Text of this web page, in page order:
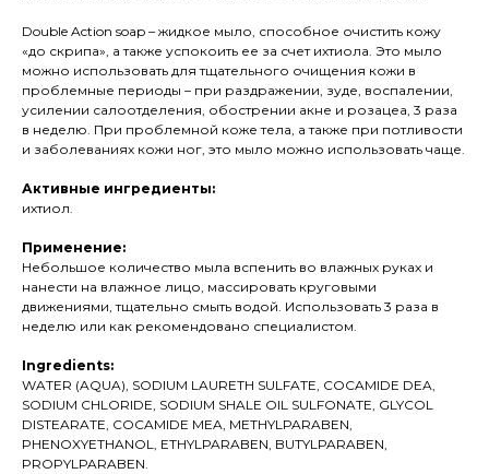
Double Action soap – жидкое мыло, способное очистить кожу
«до скрипа», а также успокоить ее за счет ихтиола. Это мыло
можно использовать для тщательного очищения кожи в
проблемные периоды – при раздражении, зуде, воспалении,
усилении салоотделения, обострении акне и розацеа, 3 раза
в неделю. При проблемной коже тела, а также при потливости
и заболеваниях кожи ног, это мыло можно использовать чаще.
Активные ингредиенты:
ихтиол.
Применение:
Небольшое количество мыла вспенить во влажных руках и
нанести на влажное лицо, массировать круговыми
движениями, тщательно смыть водой. Использовать 3 раза в
неделю или как рекомендовано специалистом.
Ingredients:
WATER (AQUA), SODIUM LAURETH SULFATE, COCAMIDE DEA,
SODIUM CHLORIDE, SODIUM SHALE OIL SULFONATE, GLYCOL
DISTEARATE, COCAMIDE MEA, METHYLPARABEN,
PHENOXYETHANOL, ETHYLPARABEN, BUTYLPARABEN,
PROPYLPARABEN.